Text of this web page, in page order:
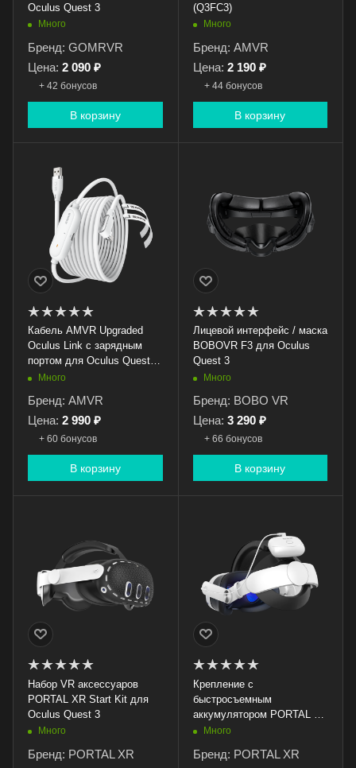
Oculus Quest 3
Много
Бренд: GOMRVR
Цена: 2 090 ₽
+ 42 бонусов
В корзину
(Q3FC3)
Много
Бренд: AMVR
Цена: 2 190 ₽
+ 44 бонусов
В корзину
Кабель AMVR Upgraded
Oculus Link с зарядным
портом для Oculus Quest
2/3/3S/Pico 4 (5 метров,
Много
Бренд: AMVR
Цена: 2 990 ₽
+ 60 бонусов
В корзину
Лицевой интерфейс / маска
BOBOVR F3 для Oculus
Quest 3
Много
Бренд: BOBO VR
Цена: 3 290 ₽
+ 66 бонусов
В корзину
Набор VR аксессуаров
PORTAL XR Start Kit для
Oculus Quest 3
Много
Бренд: PORTAL XR
Крепление с
быстросъемным
аккумулятором PORTAL XR
Advanced Strap Battery для
Много
Бренд: PORTAL XR